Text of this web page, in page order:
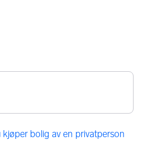
bolig av en privatperson